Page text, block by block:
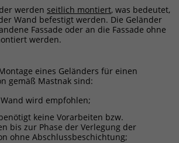
werden seitlich montiert, was bedeutet,
Wand befestigt werden. Die Geländer
Fassade oder an die Fassade ohne
werden.
eines Geländers für einen
gemäß Mastnak sind:
wird empfohlen;
keine Vorarbeiten bzw.
bis zur Phase der Verlegung der
ohne Abschlussbeschichtung;